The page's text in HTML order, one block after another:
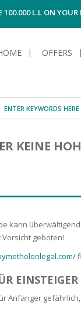
L.L ON YOUR
OFFERS
POWDER
STICK
CELLULITE
DRY & DAMAGED
BLOND & LIGHT
AFTER SUN
SHAVING
HAIRLOSS MEN
KEINE
kann
geboten!
EINSTEIGER
Anfänger